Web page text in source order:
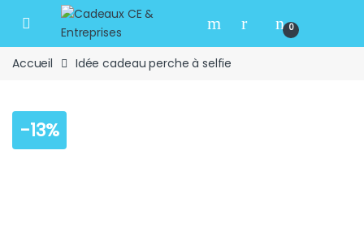
Skip to navigation
Skip to content
Open 0
Accueil Idée cadeau perche à selfie
-13%